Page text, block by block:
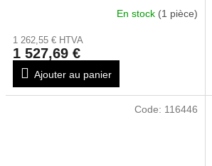
En stock (1 pièce)
1 262,55 € HTVA
1 527,69 €
Ajouter au panier
Code: 116446